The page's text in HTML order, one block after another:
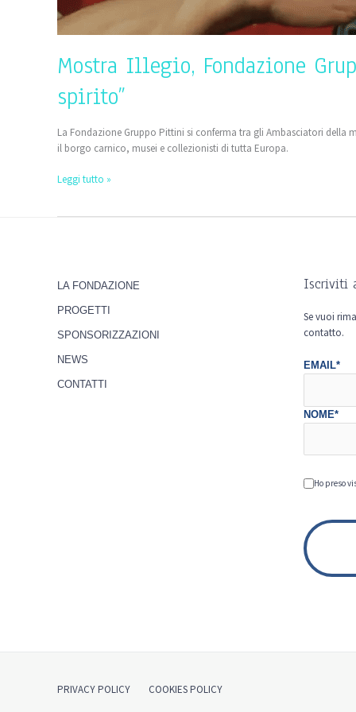
Mostra Illegio, Fondazione
spirito”
La Fondazione Gruppo Pittini si conferma tra gli Ambasciatori della
il borgo carnico, musei e collezionisti di tutta Europa.
Leggi tutto »
LA FONDAZIONE
PROGETTI
SPONSORIZZAZIONI
NEWS
CONTATTI
Iscriviti
Se vuoi
contatto.
EMAIL*
NOME*
Ho preso
PRIVACY POLICY COOKIES POLICY